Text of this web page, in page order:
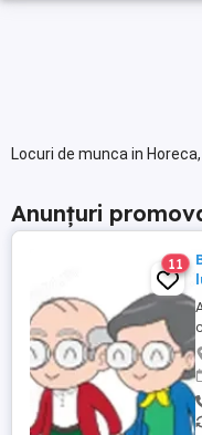
Locuri de munca in
Anunțuri
11